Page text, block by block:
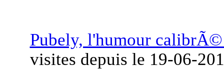
Pubely, l'humour
visites depuis le 19-06-